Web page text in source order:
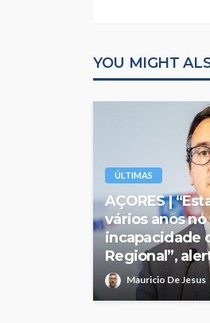
YOU MIGHT
ÚLTIMAS
AÇORES |
vários anos
incapacidade
Regional”,
Mauricio De Jesus